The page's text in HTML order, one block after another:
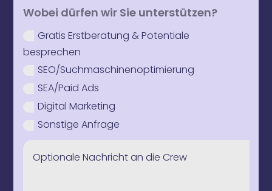
Wobei dürfen wir Sie unterstützen?
Gratis Erstberatung & Potentiale
besprechen
SEO/Suchmaschinenoptimierung
SEA/Paid Ads
Digital Marketing
Sonstige Anfrage